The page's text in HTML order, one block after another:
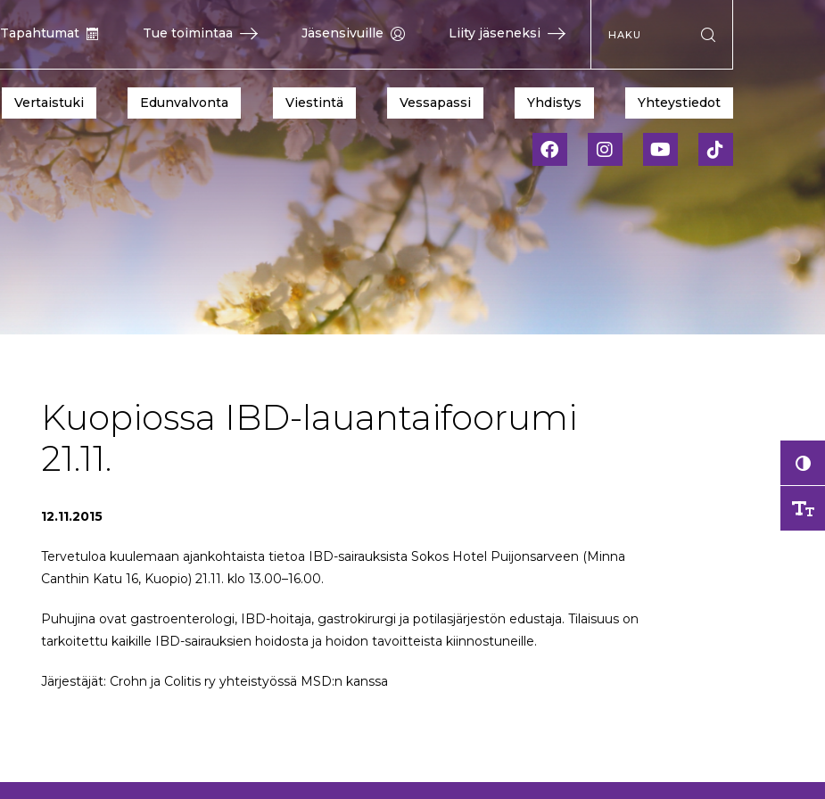
Tapahtumat Tue toimintaa Jäsensivuille Liity jäseneksi
Hae sivustolta
Vertaistuki Edunvalvonta Viestintä Vessapassi Yhdistys Yhteystiedot
Kuopiossa IBD-lauantaifoorumi
21.11.
12.11.2015
Tervetuloa kuulemaan ajankohtaista tietoa IBD-sairauksista Sokos Hotel Puijonsarveen (Minna
Canthin Katu 16, Kuopio) 21.11. klo 13.00–16.00.
Puhujina ovat gastroenterologi, IBD-hoitaja, gastrokirurgi ja potilasjärjestön edustaja. Tilaisuus on
tarkoitettu kaikille IBD-sairauksien hoidosta ja hoidon tavoitteista kiinnostuneille.
Järjestäjät: Crohn ja Colitis ry yhteistyössä MSD:n kanssa